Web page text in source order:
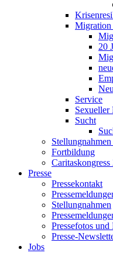
Migration
20
Service
Sexueller
Sucht
Fortbildung
Caritaskongress
Presse
Pressekontakt
Stellungnahmen
Pressefotos
Presse-
Jobs